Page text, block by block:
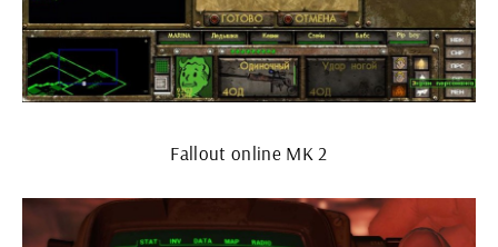
Fallout online MK 2